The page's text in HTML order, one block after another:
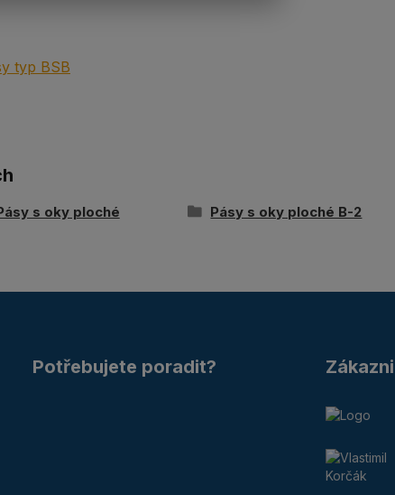
typ BSB
s oky ploché Pásy s oky ploché B-2
Potřebujete poradit?